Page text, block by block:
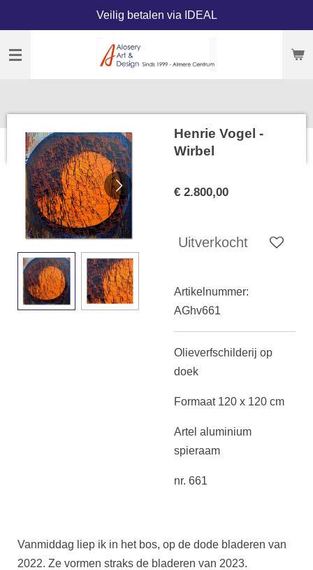
naar
Veilig betalen via IDEAL
Henrie Vogel -
Wirbel
€ 2.800,00
Uitverkocht
Artikelnummer:
AGhv661
Olieverfschilderij op
doek
Formaat 120 x 120 cm
Artel aluminium
spieraam
nr. 661
Vanmiddag liep ik in het bos, op de dode bladeren van
2022. Ze vormen straks de bladeren van 2023.